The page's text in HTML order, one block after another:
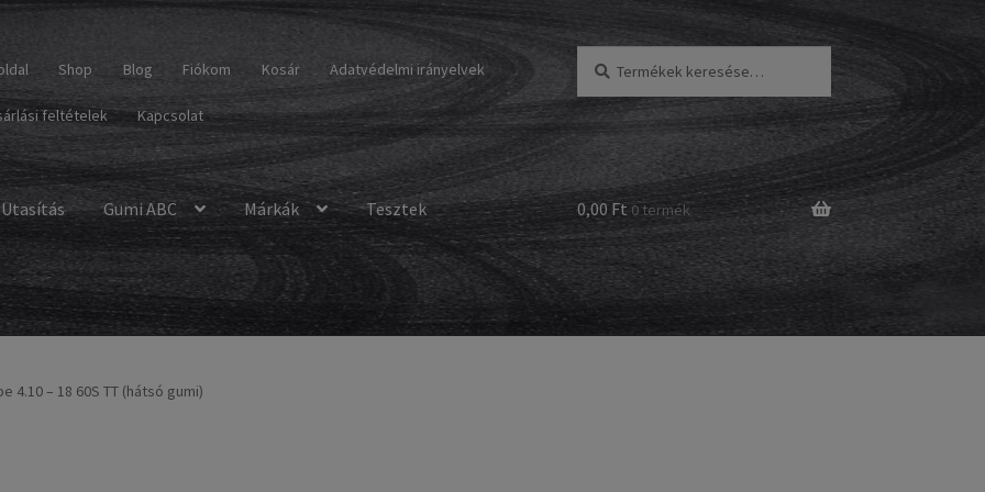
Shop Blog Fiókom Kosár Adatvédelmi irányelvek
feltételek Kapcsolat
következőre:
Utasítás Gumi ABC Márkák Tesztek 0,00 Ft 0 termék
4.10 – 18 60S TT (hátsó gumi)